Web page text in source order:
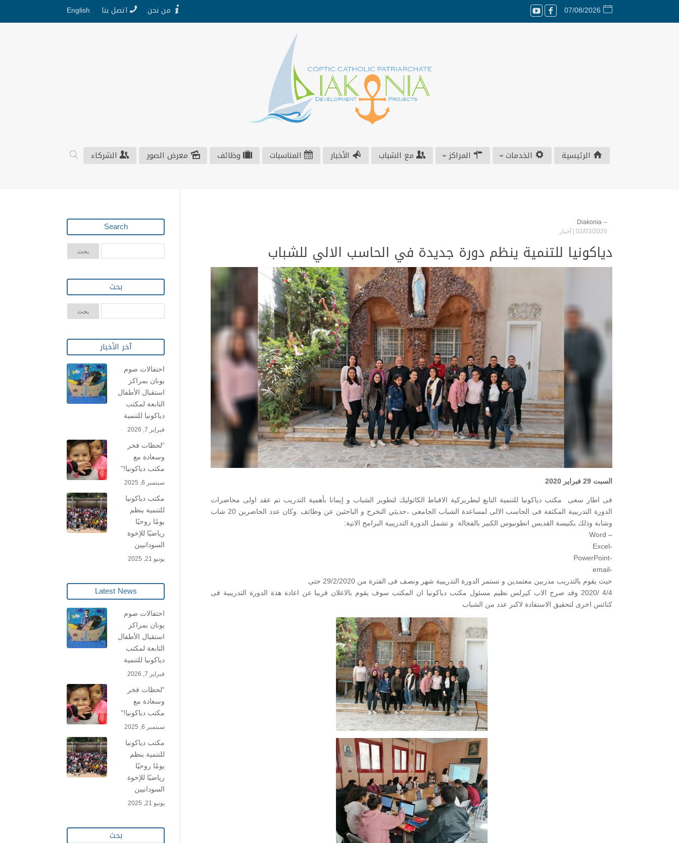
07/08/2026 من نحن اتصل بنا English
الرئيسية الخدمات المراكز مع الشباب الأخبار المناسبات وظائف معرض الصور الشركاء
--
Diakonia
02/03/2020 |
أخبار
دياكونيا للتنمية ينظم دورة جديدة في الحاسب الالي للشباب
السبت 29 فبراير 2020
فى اطار سعى مكتب دياكونيا للتنمية التابع لبطريركية الاقباط الكاثوليك لتطوير الشباب و إيمانا بأهمية التدريب تم عقد اولى محاضرات
الدورة التدريبية المكثفة فى الحاسب الالى لمساعدة الشباب الجامعى ،حديثي التخرج و الباحثين عن وظائف .وكان عدد الحاضرين 20 شاب
وشابة وذلك بكنيسة القديس انطونيوس الكبير بالفجالة و تشمل الدورة التدريبية البرامج الاتية:
– Word
-Excel
-PowerPoint
-email
حيث يقوم بالتدريب مدربين معتمدين و تستمر الدورة التدريبية شهر ونصف فى الفترة من 29/2/2020 حتى
4/4 /2020 وقد صرح الاب كيرلس نظيم مسئول مكتب دياكونيا ان المكتب سوف يقوم بالاعلان قريبا عن اعادة هذة الدورة التدريبية فى
كنائس اخرى لتحقيق الاستفادة لاكبر عدد من الشباب
Search
بحث
آخر الأخبار
احتفالات صوم
يونان بمراكز
استقبال الأطفال
التابعة لمكتب
دياكونيا للتنمية
فبراير 7, 2026
“لحظات فخر
وسعادة مع
مكتب دياكونيا!”
سبتمبر 6, 2025
مكتب دياكونيا
للتنمية ينظم
يومًا روحيًا
رياضيًا للإخوة
السودانيين
يونيو 21, 2025
Latest News
احتفالات صوم
يونان بمراكز
استقبال الأطفال
التابعة لمكتب
دياكونيا للتنمية
فبراير 7, 2026
“لحظات فخر
وسعادة مع
مكتب دياكونيا!”
سبتمبر 6, 2025
مكتب دياكونيا
للتنمية ينظم
يومًا روحيًا
رياضيًا للإخوة
السودانيين
يونيو 21, 2025
بحث